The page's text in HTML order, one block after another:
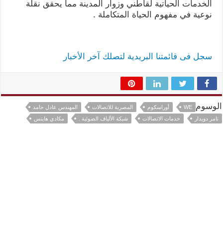
الخدمات الحياتية لقاطني وزوار المدينة مما يحقق نقلة
نوعية في مفهوم الحياة المتكاملة .
سجل فى قائمتنا البريدية لتصلك آخر الأخبار
الوسوم WE أوراسكوم المصرية للاتصالات
المهندس عادل حامد
تامر دويدار
خدمات الاتصالات شبكة الألياف الضوئية . مكادي هايتس